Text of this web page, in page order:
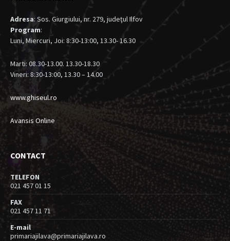
Adresa: Sos. Giurgiului, nr. 279, judeţul Ilfov
Program:
Luni, Miercuri, Joi: 8:30-13:00, 13.30- 16.30
Marti: 08.30-13.00. 13.30-18.30
Vineri: 8:30-13:00, 13.30 – 14.00
www.ghiseul.ro
Avansis Online
CONTACT
TELEFON
021 457 01 15
FAX
021 457 11 71
E-mail
primariajilava@primariajilava.ro